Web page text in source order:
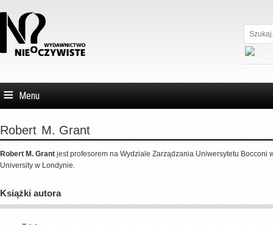
Szukaj...
Menu
Robert M. Grant
Robert M. Grant jest profesorem na Wydziale Zarządzania Uniwersytetu
University w Londynie.
Książki autora